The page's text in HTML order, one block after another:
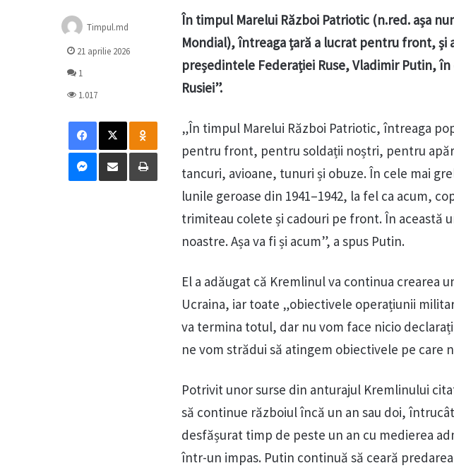
În timpul Marelui Război Patriotic (n.red. așa
Mondial), întreaga țară a lucrat pentru front, și
președintele Federației Ruse, Vladimir Putin,
Rusiei”.
„În timpul Marelui Război Patriotic, întreaga
pentru front, pentru soldații noștri, pentru
tancuri, avioane, tunuri și obuze. În cele mai
lunile geroase din 1941–1942, la fel ca acum,
trimiteau colete și cadouri pe front. În această
noastre. Așa va fi și acum”, a spus Putin.
El a adăugat că Kremlinul va continua crearea
Ucraina, iar toate „obiectivele operațiunii
va termina totul, dar nu vom face nicio
ne vom strădui să atingem obiectivele pe care
Potrivit unor surse din anturajul Kremlinului
să continue războiul încă un an sau doi,
desfășurat timp de peste un an cu medierea
într-un impas. Putin continuă să ceară
Timpul.md
21 aprilie 2026
1
1.017
Facebook
X Odnoklassniki
Messenger
Distribuie prin mail Tipărește